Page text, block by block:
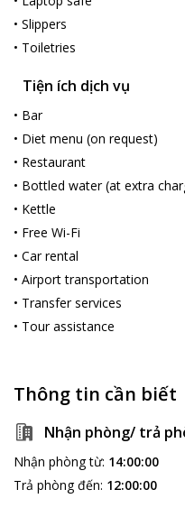
• Slippers
• Toiletries
Tiện ích dịch vụ
• Bar
• Diet menu (on request)
• Restaurant
• Bottled water (at extra
• Kettle
• Free Wi-Fi
• Car rental
• Airport transportation
• Transfer services
• Tour assistance
Thông tin cần biết
Nhận phòng/ trả
Nhận phòng từ: 14:00:00
Trả phòng đến: 12:00:00